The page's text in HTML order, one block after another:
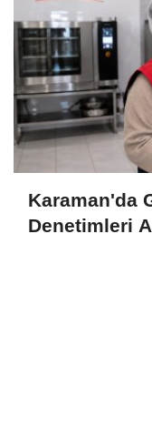
Karaman'da
Denetimleri